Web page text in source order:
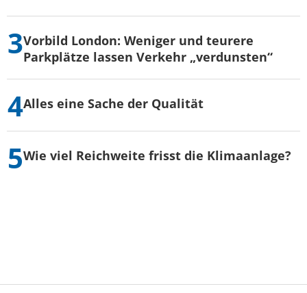
Vorbild London: Weniger und teurere
Parkplätze lassen Verkehr „verdunsten“
Alles eine Sache der Qualität
Wie viel Reichweite frisst die Klimaanlage?